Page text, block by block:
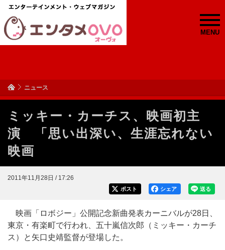
MENU
ニュース
ミッキー・カーチス、映画初主
演 「思い出深い、生涯忘れない
映画
2011年11月28日 / 17:26
送る
シェア
ポスト
映画「ロボジー」公開記念新曲発表カーニバルが28日、
東京・有楽町で行われ、五十嵐信次郎（ミッキー・カーチ
ス）と矢口史靖監督が登場した。